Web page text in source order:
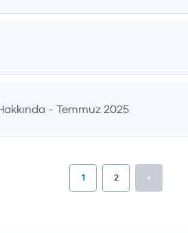
- Temmuz 2025
1 2 »